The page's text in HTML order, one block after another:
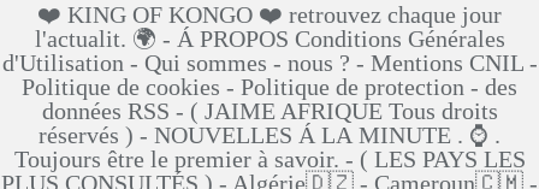
❤️ KING OF KONGO ❤️ retrouvez chaque jour
l'actualit. 🌍 - Á PROPOS Conditions Générales
d'Utilisation - Qui sommes - nous ? - Mentions CNIL -
Politique de cookies - Politique de protection - des
données RSS - ( JAIME AFRIQUE Tous droits
réservés ) - NOUVELLES Á LA MINUTE . ⌚ .
Toujours être le premier à savoir. - ( LES PAYS LES
PLUS CONSULTÉS ) - Algérie🇩🇿 - Cameroun🇨🇲 -